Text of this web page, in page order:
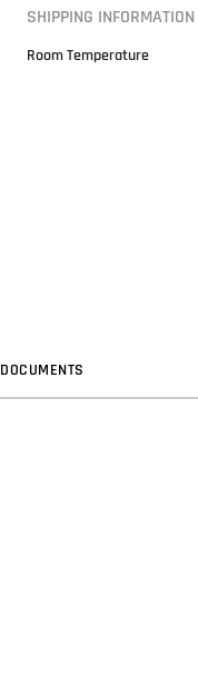
SHIPPING INFORMATION
Room Temperature
DOCUMENTS